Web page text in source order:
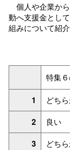
個人や企業か
動へ支援金とし
組みについて紹介
特集
1
どち
2
良い
3
どち